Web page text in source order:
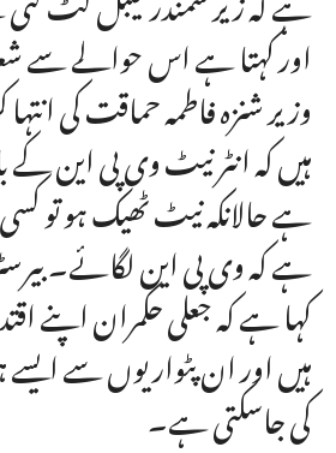
اور کہتا ہے اس حوالے سے
وزیر شنزہ فاطمہ حماقت کی
ہیں کہ انٹر نیٹ وی پی
ہے حالانکہ نیٹ ٹھیک ہو تو
ہے کہ وی پی این لگائے۔
کہا ہے کہ جعلی حکمران اپنے
ہیں اور ان پٹواریوں سے ایسے
کی جاسکتی ہے۔